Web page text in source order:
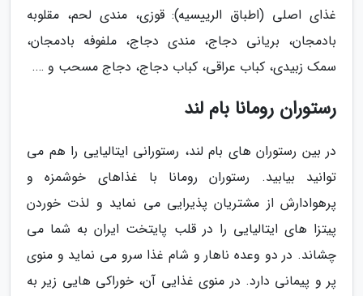
غذای اصلی (اطباق الرییسیه): قوزی، مندی لحم، مقلوبه
بادمجان، بریانی دجاج، مندی دجاج، ملفوفه بادمجان،
سمک زبیدی، کباب عراقی، کباب دجاج، دجاج مسحب و ….
رستوران رومانا بام لند
در بین رستوران های بام لند، رستورانی ایتالیایی را هم می
توانید بیابید. رستوران رومانا با غذاهای خوشمزه و
پرهوادارش از مشتریان پذیرایی می نماید و لذت خوردن
پیتزا های ایتالیایی را در قلب پایتخت ایران به شما می
چشاند. در دو وعده ناهار و شام غذا سرو می نماید و منوی
پر و پیمانی دارد. در منوی غذایی آن، خوراکی هایی زیر به